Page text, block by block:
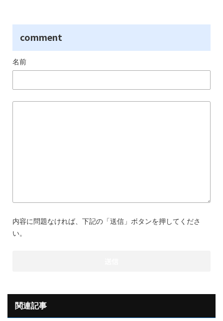
comment
名前
内容に問題なければ、下記の「送信」ボタンを押してくださ
い。
関連記事